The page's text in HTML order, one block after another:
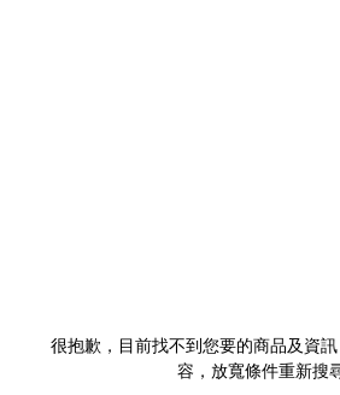
很抱歉，目前找不到您要的商品及資
容，放寬條件重新搜